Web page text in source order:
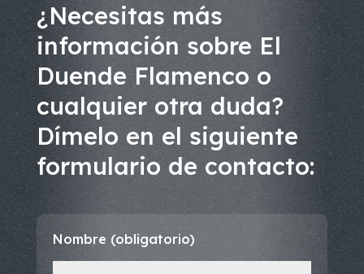
¿Necesitas más
información sobre El
Duende Flamenco o
cualquier otra duda?
Dímelo en el siguiente
formulario de contacto:
Nombre (obligatorio)